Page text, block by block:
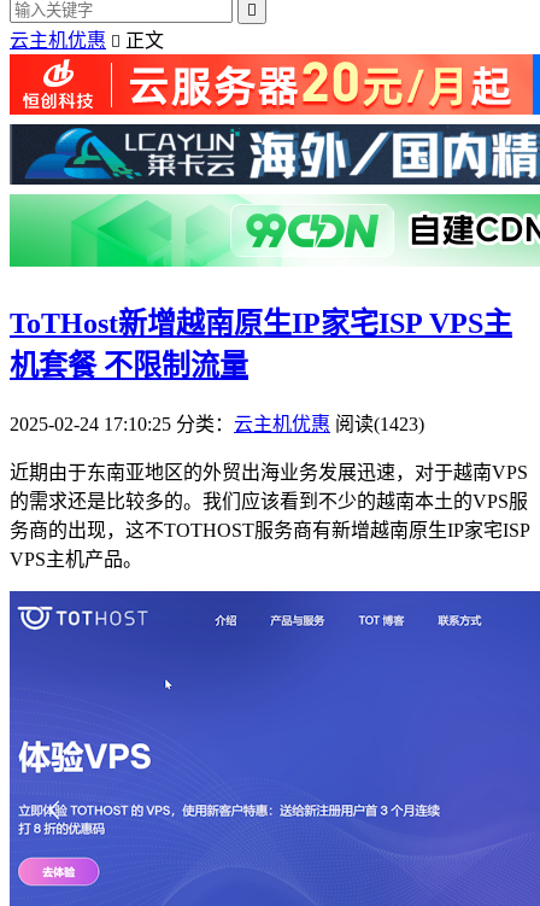

云主机优惠  正文
ToTHost新增越南原生IP家宅ISP VPS主
机套餐 不限制流量
2025-02-24 17:10:25 分类： 云主机优惠 阅读(1423)
近期由于东南亚地区的外贸出海业务发展迅速，对于越南VPS
的需求还是比较多的。我们应该看到不少的越南本土的VPS服
务商的出现，这不TOTHOST服务商有新增越南原生IP家宅ISP
VPS主机产品。